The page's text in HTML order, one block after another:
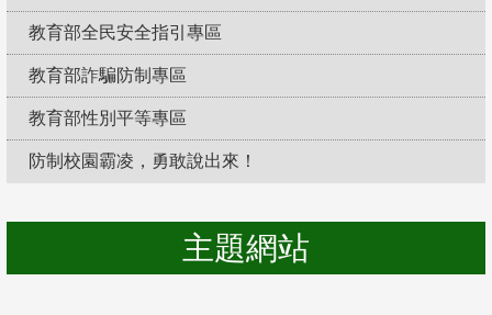
教育部全民安全指引專區
教育部詐騙防制專區
教育部性別平等專區
防制校園霸凌，勇敢說出來！
主題網站